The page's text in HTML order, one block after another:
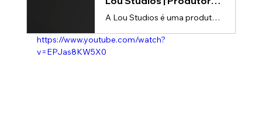
A Lou Studios é uma produtora de vídeos, especializada em animações 3D para lançamento de produtos.
https://www.youtube.com/watch?
v=EPJas8KW5X0